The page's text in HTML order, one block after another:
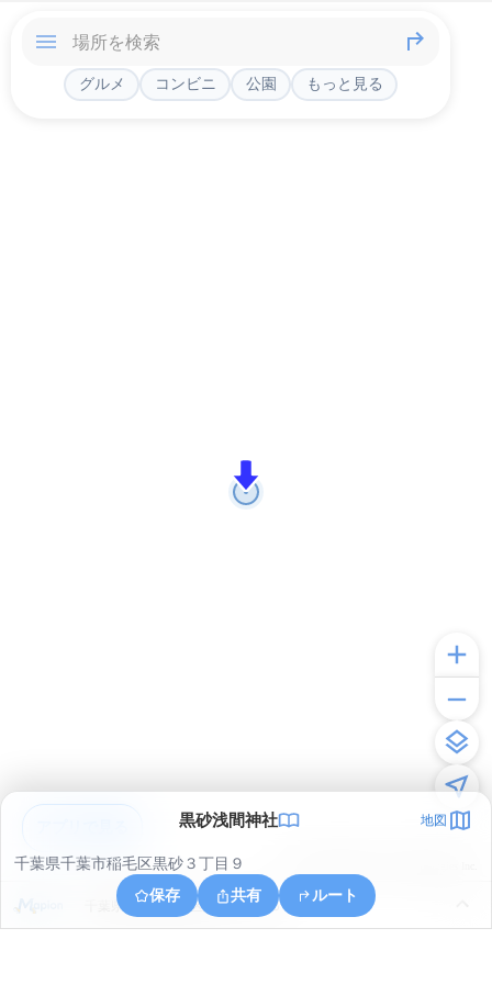
グルメ コンビニ 公園 もっと見る
黒砂浅間神社 地図
千葉県千葉市稲毛区黒砂３丁目９
保存
共有 ルート
千葉県千葉市稲毛区穴川４丁目６